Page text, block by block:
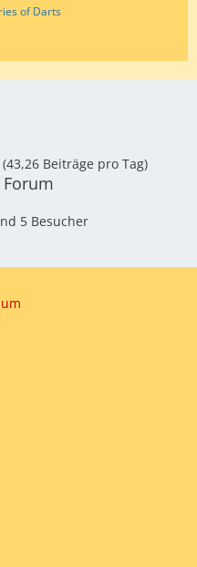
of Darts
Beiträge pro Tag)
5 Besucher